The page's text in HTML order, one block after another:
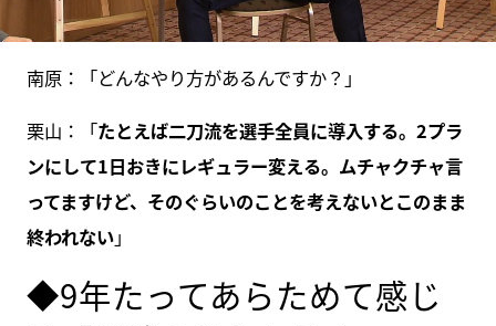
南原：「どんなやり方があるんですか？」
栗山：「たとえば二刀流を選手全員に導入する。2プラ
ンにして1日おきにレギュラー変える。ムチャクチャ言
ってますけど、そのぐらいのことを考えないとこのまま
終われない」
◆9年たってあらためて感じ